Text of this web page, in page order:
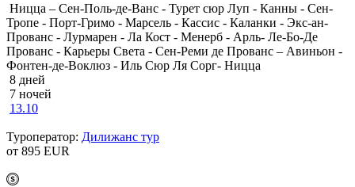
Ницца – Сен-Поль-де-Ванс - Турет сюр Луп - Канны - Сен-
Тропе - Порт-Гримо - Марсель - Кассис - Каланки - Экс-ан-
Прованс - Лурмарен - Ла Кост - Менерб - Арль- Ле-Бо-Де
Прованс - Карьеры Света - Сен-Реми де Прованс – Авиньон -
Фонтен-де-Воклюз - Иль Сюр Ля Сорг- Ницца
8 дней
7 ночей
13.10
Туроператор: Дилижанс тур
от 895 EUR